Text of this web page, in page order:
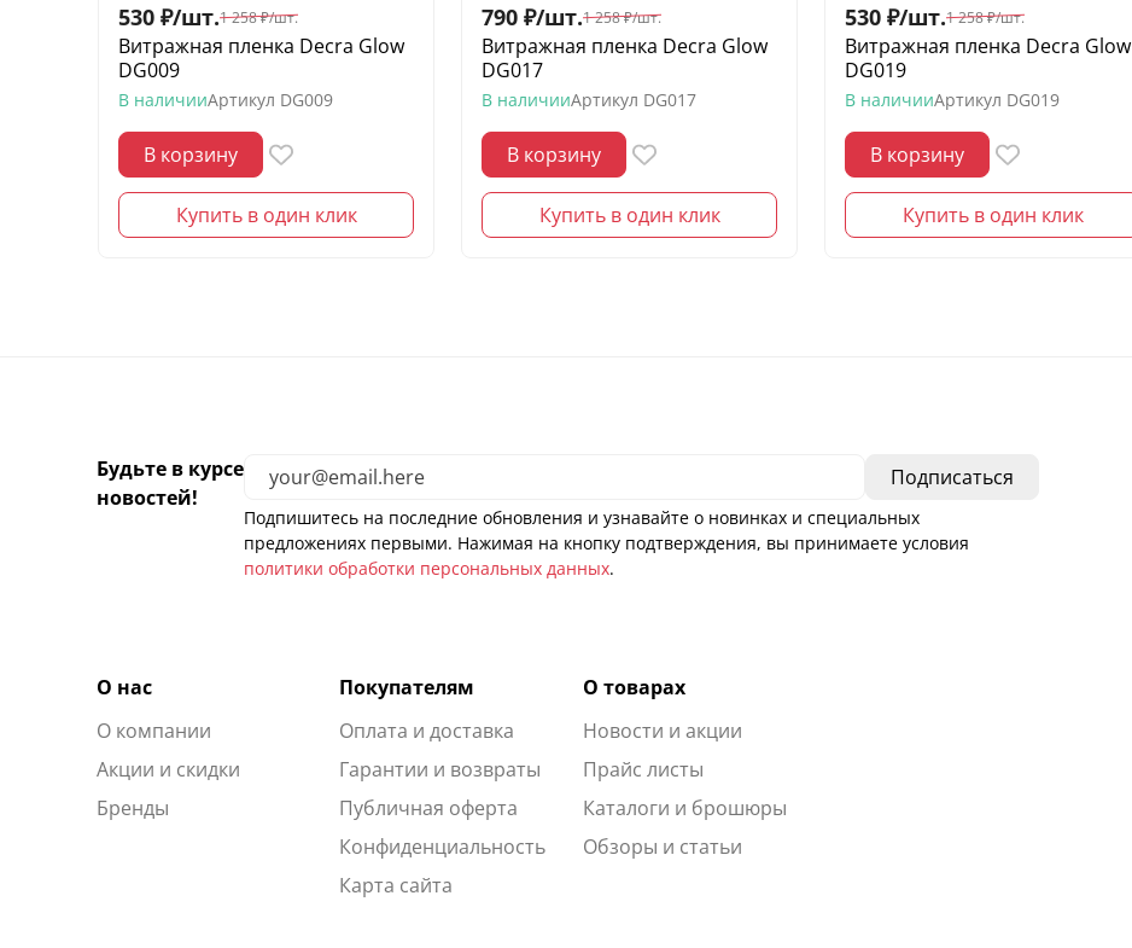
530 ₽/шт.1 258 ₽/шт.
Витражная пленка Decra Glow
DG009
В наличииАртикул DG009
В корзину
Купить в один клик
790 ₽/шт.1 258 ₽/шт.
Витражная пленка Decra Glow
DG017
В наличииАртикул DG017
В корзину
Купить в один клик
530 ₽/шт.1 258 ₽/шт.
Витражная пленка Decra Glow
DG019
В наличииАртикул DG019
В корзину
Купить в один клик
Будьте в курсе
новостей!
Подпишитесь на последние обновления и узнавайте о новинках и специальных
предложениях первыми. Нажимая на кнопку подтверждения, вы принимаете условия
политики обработки персональных данных.
О нас
О компании
Акции и скидки
Бренды
Покупателям
Оплата и доставка
Гарантии и возвраты
Публичная оферта
Конфиденциальность
Карта сайта
О товарах
Новости и акции
Прайс листы
Каталоги и брошюры
Обзоры и статьи